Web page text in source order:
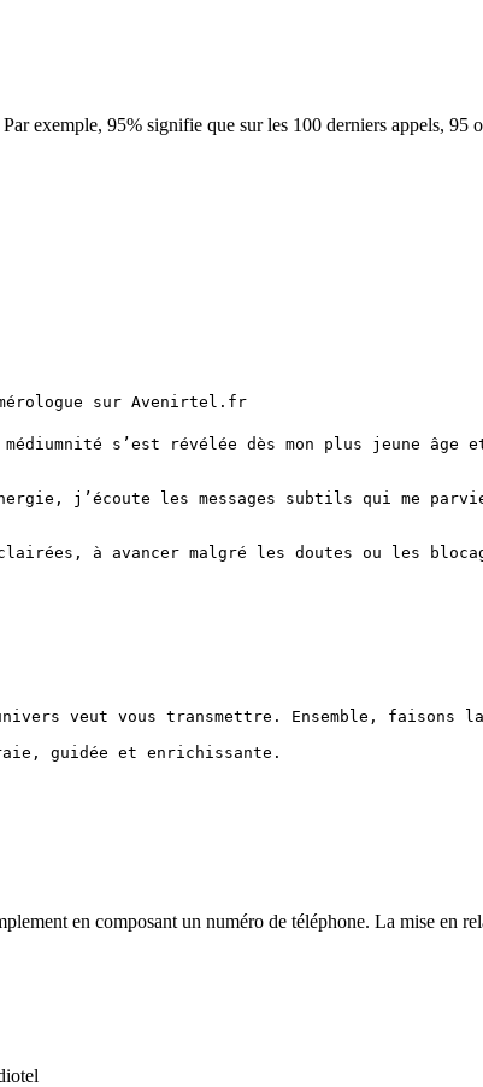
exemple, 95% signifie que sur les 100 derniers appels, 95
sur Avenirtel.fr
s’est révélée dès mon plus
j’écoute les messages subtils qui me
à avancer malgré les doutes ou les
veut vous transmettre. Ensemble, faisons
guidée et enrichissante.
en composant un numéro de téléphone. La mise en